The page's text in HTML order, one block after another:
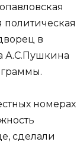
в
А.С.Пушкина
номерах
сделали